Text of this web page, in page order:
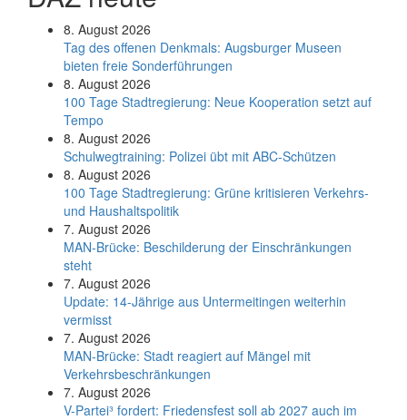
8. August 2026
Tag des offenen Denkmals: Augsburger Museen
bieten freie Sonderführungen
8. August 2026
100 Tage Stadtregierung: Neue Kooperation setzt auf
Tempo
8. August 2026
Schul­weg­trai­ning: Poli­zei übt mit ABC-Schüt­zen
8. August 2026
100 Tage Stadtregierung: Grüne kritisieren Verkehrs-
und Haushaltspolitik
7. August 2026
MAN-Brücke: Beschilderung der Einschränkungen
steht
7. August 2026
Update: 14-Jährige aus Untermeitingen weiterhin
vermisst
7. August 2026
MAN-Brücke: Stadt reagiert auf Mängel mit
Verkehrsbeschränkungen
7. August 2026
V-Partei­³ fordert: Friedens­fest soll ab 2027 auch im